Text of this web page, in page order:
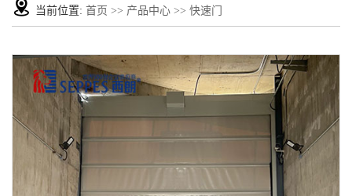
当前位置: 首页 >> 产品中心 >> 快速门